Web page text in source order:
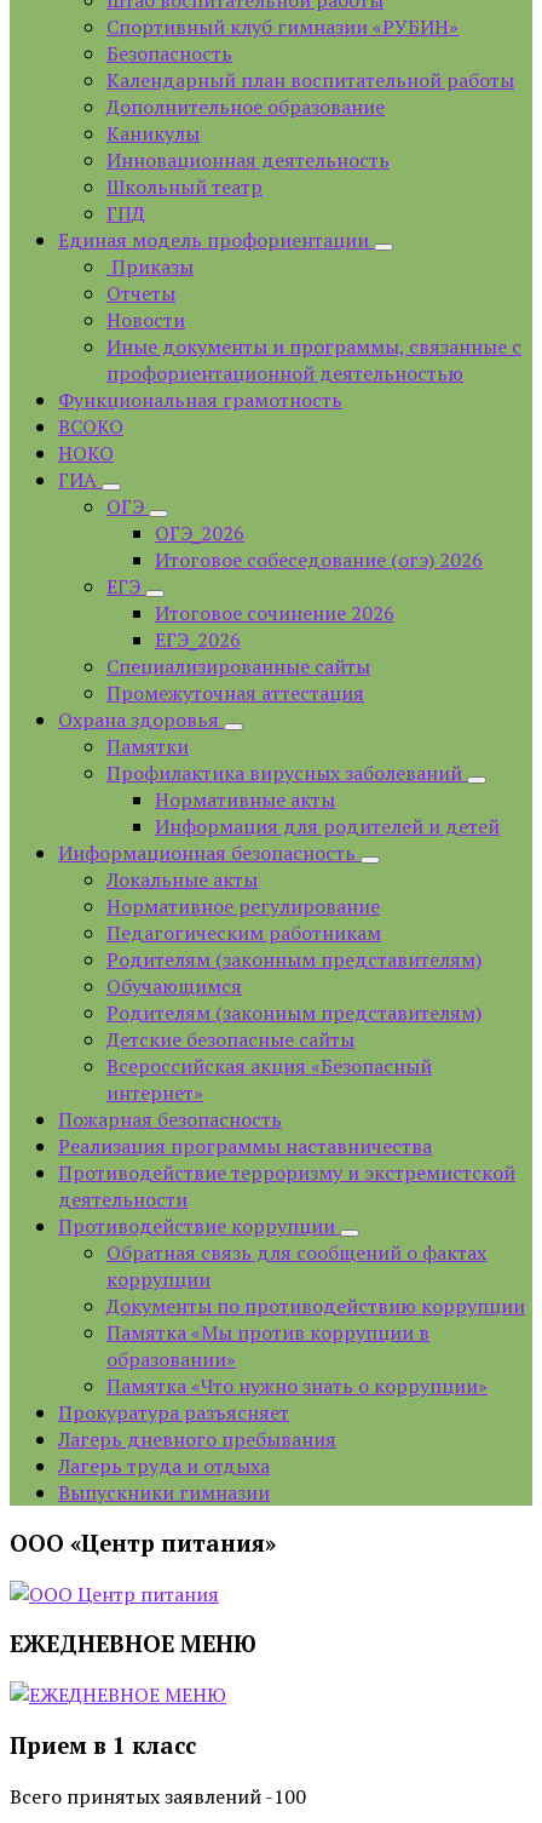
Спортивный клуб гимназии «РУБИН»
Безопасность
Календарный план воспитательной работы
Дополнительное образование
Каникулы
Инновационная деятельность
Школьный театр
ГПД
Единая модель профориентации
Приказы
Отчеты
Новости
Иные документы и программы, связанные с
профориентационной деятельностью
Функциональная грамотность
ВСОКО
НОКО
ГИА
ОГЭ
ОГЭ_2026
Итоговое собеседование (огэ) 2026
ЕГЭ
Итоговое сочинение 2026
ЕГЭ_2026
Специализированные сайты
Промежуточная аттестация
Охрана здоровья
Памятки
Профилактика вирусных заболеваний
Нормативные акты
Информация для родителей и детей
Информационная безопасность
Локальные акты
Нормативное регулирование
Педагогическим работникам
Родителям (законным представителям)
Обучающимся
Родителям (законным представителям)
Детские безопасные сайты
Всероссийская акция «Безопасный
интернет»
Пожарная безопасность
Реализация программы наставничества
Противодействие терроризму и экстремистской
деятельности
Противодействие коррупции
Обратная связь для сообщений о фактах
коррупции
Документы по противодействию коррупции
Памятка «Мы против коррупции в
образовании»
Памятка «Что нужно знать о коррупции»
Прокуратура разъясняет
Лагерь дневного пребывания
Лагерь труда и отдыха
Выпускники гимназии
ООО «Центр питания»
ЕЖЕДНЕВНОЕ МЕНЮ
Прием в 1 класс
Всего принятых заявлений -100